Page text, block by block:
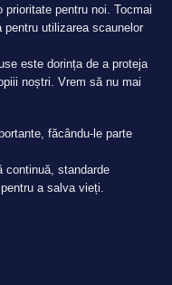
pentru noi. Tocmai
utilizarea scaunelor
este dorința de a proteja
noștri. Vrem să nu mai
făcându-le parte
continuă, standarde
a salva vieți.